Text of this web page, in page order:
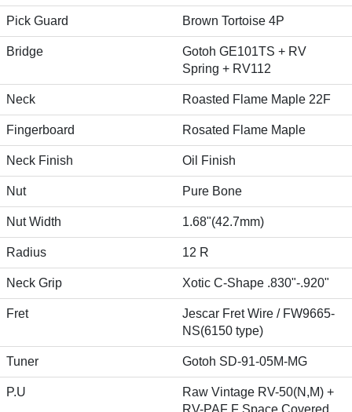
Pick Guard Brown Tortoise 4P
Bridge
Gotoh GE101TS + RV
Spring + RV112
Neck Roasted Flame Maple 22F
Fingerboard Rosated Flame Maple
Neck Finish Oil Finish
Nut Pure Bone
Nut Width 1.68"(42.7mm)
Radius 12 R
Neck Grip Xotic C-Shape .830"-.920"
Fret
Jescar Fret Wire / FW9665-
NS(6150 type)
Tuner Gotoh SD-91-05M-MG
P.U
Raw Vintage RV-50(N,M) +